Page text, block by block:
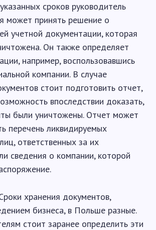
сроков руководитель
может принять решение о
учетной документации, которая
Он также определяет
например, воспользовавшись
компании. В случае
стоит подготовить отчет,
впоследствии доказать,
были уничтожены. Отчет может
перечень ликвидируемых
ответственных за их
сведения о компании, которой
хранения документов,
бизнеса, в Польше разные.
стоит заранее определить эти